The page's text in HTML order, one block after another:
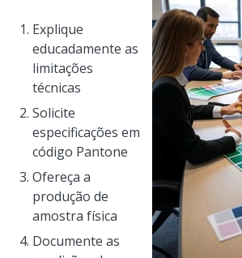
Explique
educadamente as
limitações
técnicas
Solicite
especificações em
código Pantone
Ofereça a
produção de
amostra física
Documente as